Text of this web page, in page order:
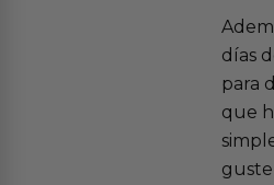
días
para
que